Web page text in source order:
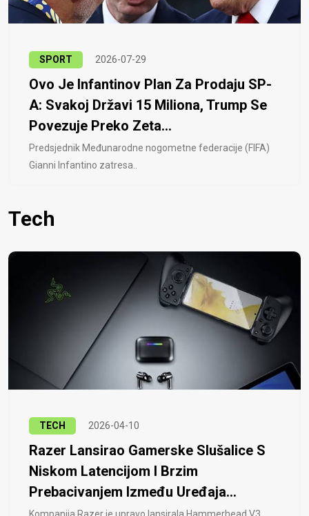
SPORT 2026-07-29
Ovo Je Infantinov Plan Za Prodaju SP-
A: Svakoj Državi 15 Miliona, Trump Se
Povezuje Preko Zeta...
Predsjednik Međunarodne nogometne federacije (FIFA)
Gianni Infantino zatresa..
Tech
TECH 2026-04-10
Razer Lansirao Gamerske Slušalice S
Niskom Latencijom I Brzim
Prebacivanjem Između Uređaja...
Kompanija Razer je upravo lansirala Hammerhead V3